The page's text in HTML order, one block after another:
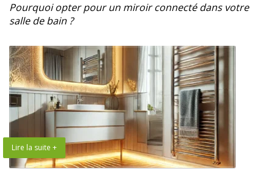
Pourquoi opter pour un miroir connecté dans votre
salle de bain ?
Lire la suite +